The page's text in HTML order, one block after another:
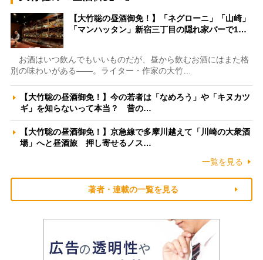
【大竹聡の昼酒御免！】「ネグローニ」「山崎」
「マンハッタン」新宿三丁目の隠れ家バーで1…
お酒はいつ飲んでもいいものだが、昼から飲むお酒にはまた格
別の味わいがある――。ライター・作家の大竹…
【大竹聡の昼酒御免！】今の若者は「なめろう」や「キヌカツ
ギ」を知らないって本当？ 昔の…
【大竹聡の昼酒御免！】京急線で多摩川越えて「川崎の大衆酒
場」へと昼酒旅 押し寄せるノス…
一覧を見る
著者・連載の一覧を見る